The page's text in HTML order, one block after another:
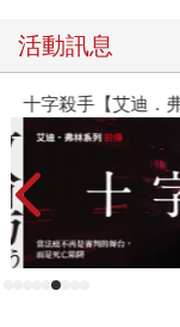
麼可能贏得過槍呢
示威遊行反抗全斗
一起參加了示威活
人開始開槍射殺市
且親眼目睹正戴被
館找尋正戴屍體，
淑，以及年輕的女
因此認識了館內負
助無名屍體登記的
活動訊息
十字殺手【艾迪．